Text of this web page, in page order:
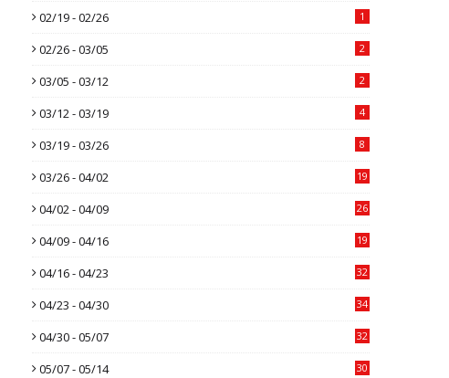
02/19 - 02/26 1
02/26 - 03/05 2
03/05 - 03/12 2
03/12 - 03/19 4
03/19 - 03/26 8
03/26 - 04/02 19
04/02 - 04/09 26
04/09 - 04/16 19
04/16 - 04/23 32
04/23 - 04/30 34
04/30 - 05/07 32
05/07 - 05/14 30